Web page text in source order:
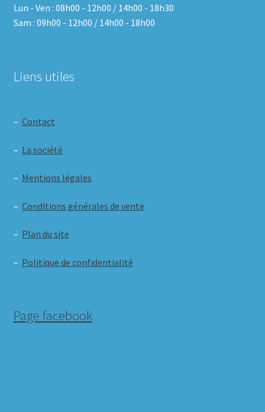
Lun - Ven : 08h00 - 12h00 / 14h00 - 18h30
Sam : 09h00 - 12h00 / 14h00 - 18h00
Liens utiles
– Contact
– La société
– Mentions légales
– Conditions générales de vente
– Plan du site
– Politique de confidentialité
Page facebook